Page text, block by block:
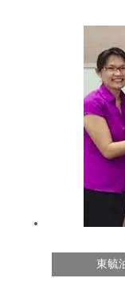
東毓